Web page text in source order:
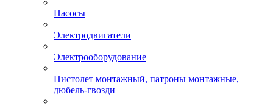
Насосы
Электродвигатели
Электрооборудование
Пистолет монтажный, патроны монтажные,
дюбель-гвозди